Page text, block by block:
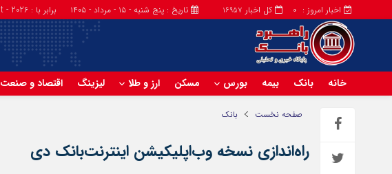
کل اخبار 16957 اخبار امروز : 0 تاریخ : پنج شنبه - ۱۵ - مرداد - ۱۴۰۵ برابر با : Thursday - 6 - August - 2026
خانه بانک بیمه بورس مسکن ارز و طلا لیزینگ اقتصاد و صنعت
صفحه نخست بانک
راه‌اندازی نسخه وب‌اپلیکیشن اینترنت‌‌بانک دی